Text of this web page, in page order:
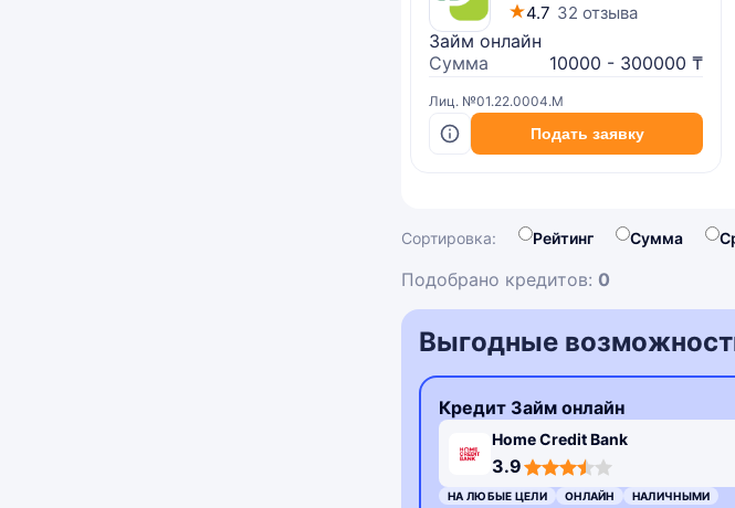
4.7 32 отзыва
Займ онлайн
Сумма
10000 - 300000 ₸
Лиц. №01.22.0004.M
Подать заявку
Сортировка: Рейтинг Сумма
Подобрано кредитов: 0
Выгодные
Кредит Займ онлайн
Home Credit Bank
3.9
rating
НА ЛЮБЫЕ ЦЕЛИ ОНЛАЙН НАЛИЧНЫМИ
rating